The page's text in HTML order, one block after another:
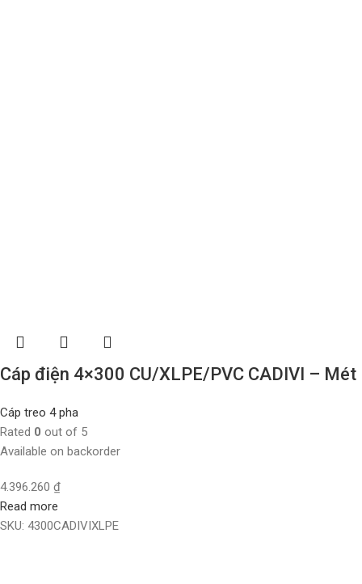
Cáp điện 4×300 CU/XLPE/PVC CADIVI – Mét
Cáp treo 4 pha
Rated 0 out of 5
Available on backorder
4.396.260 ₫
Read more
SKU: 4300CADIVIXLPE